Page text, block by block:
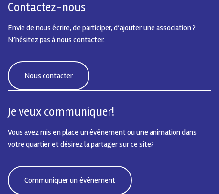
Contactez-nous
Envie de nous écrire, de participer, d’ajouter une association ?
N’hésitez pas à nous contacter.
Nous contacter
Je veux communiquer!
Vous avez mis en place un événement ou une animation dans
votre quartier et désirez la partager sur ce site?
Communiquer un événement